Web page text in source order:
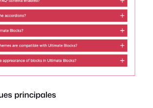
principales